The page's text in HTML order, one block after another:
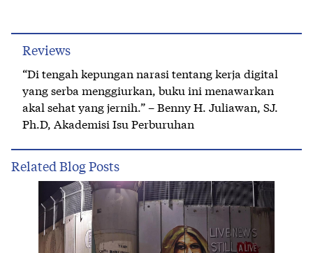
Reviews
“Di tengah kepungan narasi tentang kerja digital
yang serba menggiurkan, buku ini menawarkan
akal sehat yang jernih.” – Benny H. Juliawan, SJ.
Ph.D, Akademisi Isu Perburuhan
Related Blog Posts